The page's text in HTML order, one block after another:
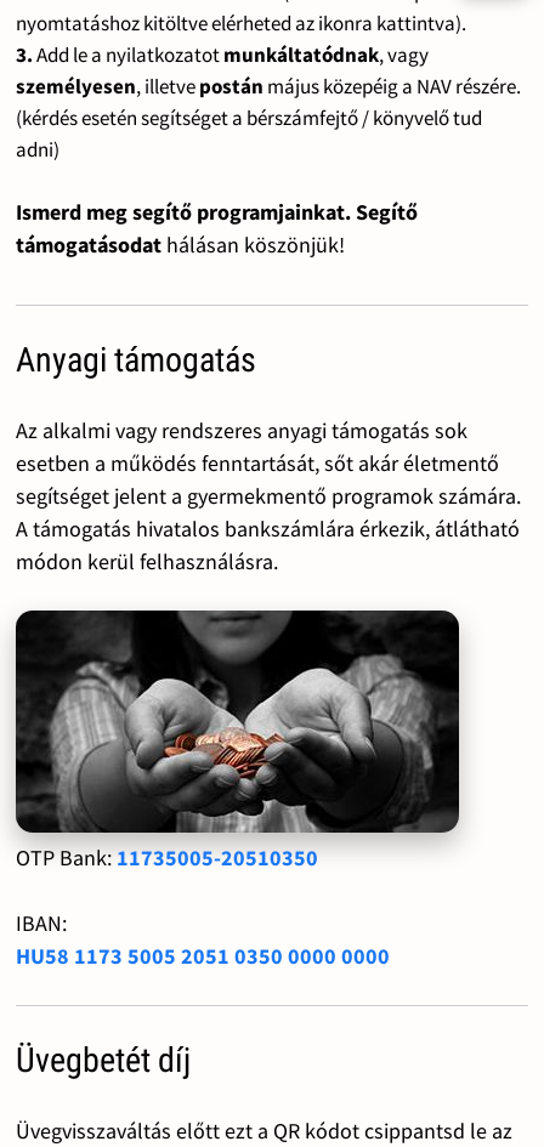
nyomtatáshoz kitöltve elérheted az ikonra kattintva).
3.Add le a nyilatkozatotmunkáltatódnak, vagy
személyesen, illetvepostán május közepéig a NAV részére.
(kérdés esetén segítséget a bérszámfejtő / könyvelő tud
adni)
Ismerd meg segítő programjainkat. Segítő
támogatásodat hálásan köszönjük!
Anyagi támogatás
Az alkalmi vagy rendszeres anyagi támogatás sok
esetben a működés fenntartását, sőt akár életmentő
segítséget jelent a gyermekmentő programok számára.
A támogatás hivatalos bankszámlára érkezik, átlátható
módon kerül felhasználásra.
OTP Bank: 11735005-20510350
IBAN:
HU58 1173 5005 2051 0350 0000 0000
Üvegbetét díj
Üvegvisszaváltás előtt ezt a QR kódot csippantsd le az